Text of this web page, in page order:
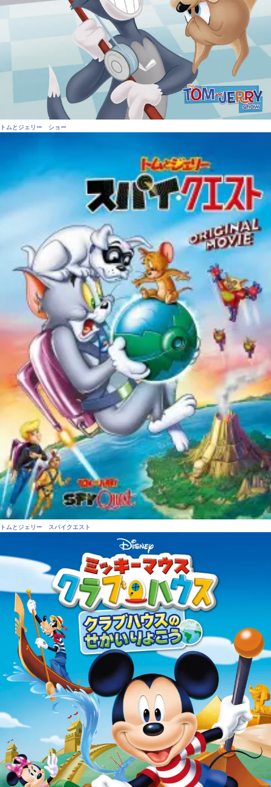
トムとジェリー ショー
トムとジェリー スパイクエスト